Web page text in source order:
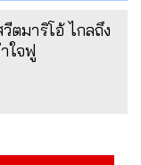
ตมาริโอ้ ไกลถึง
ใจฟู